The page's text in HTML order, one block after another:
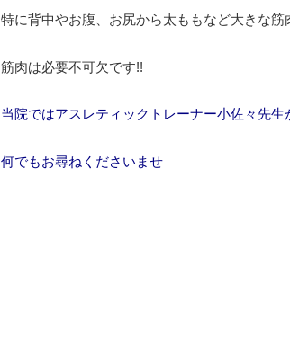
特に背中やお腹、お尻から太ももなど大きな
筋肉は必要不可欠です!!
当院ではアスレティックトレーナー小佐々先
何でもお尋ねくださいませ